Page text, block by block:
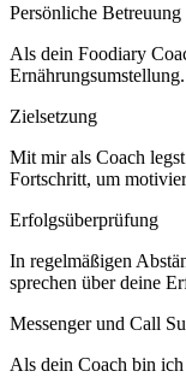
Persönliche Betreuung
Als dein Foodiary
Ernährungsumstellung.
Zielsetzung
Mit mir als Coach
Fortschritt, um
Erfolgsüberprüfung
In regelmäßigen
sprechen über deine
Messenger und Call
Als dein Coach bin